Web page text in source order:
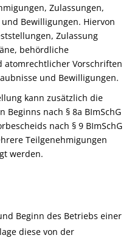
Zulassungen,
Bewilligungen. Hiervon
Zulassung
behördliche
atomrechtlicher Vorschriften
und Bewilligungen.
kann zusätzlich die
Beginns nach § 8a BImSchG
nach § 9 BImSchG
Teilgenehmigungen
werden.
Beginn des Betriebs einer
diese von der